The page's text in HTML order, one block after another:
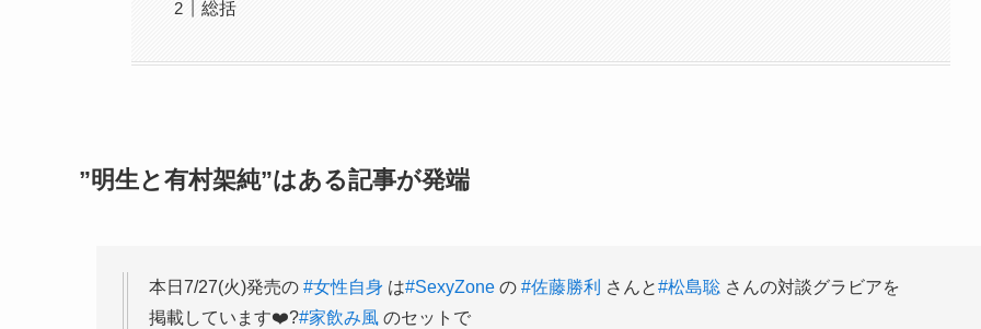
総括
”明生と有村架純”はある記事が発端
本日7/27(火)発売の #女性自身 は#SexyZone の #佐藤勝利 さんと#松島聡 さんの対談グラビアを
掲載しています❤️?#家飲み風 のセットで